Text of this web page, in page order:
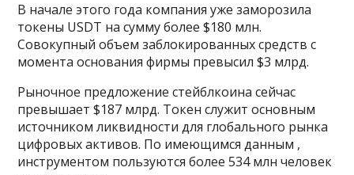
В начале этого года компания уже заморозила
токены USDT на сумму более $180 млн.
Совокупный объем заблокированных средств с
момента основания фирмы превысил $3 млрд.
Рыночное предложение стейблкоина сейчас
превышает $187 млрд. Токен служит основным
источником ликвидности для глобального рынка
цифровых активов. По имеющимся данным ,
инструментом пользуются более 534 млн человек